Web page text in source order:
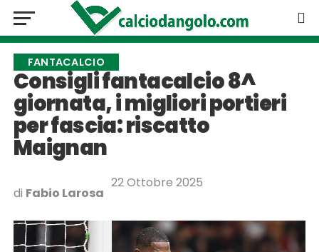
FANTACALCIO
Consigli fantacalcio 8^
giornata, i migliori portieri
per fascia: riscatto
Maignan
di Fabio Larosa
22 Ottobre 2025